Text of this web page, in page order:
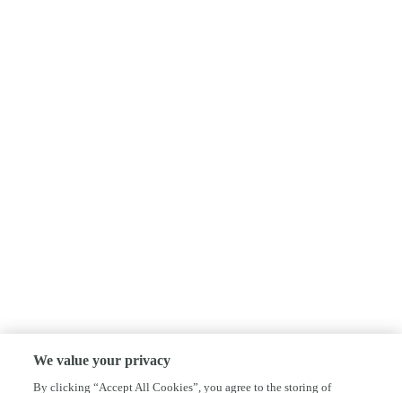
We value your privacy
By clicking “Accept All Cookies”, you agree to the storing of